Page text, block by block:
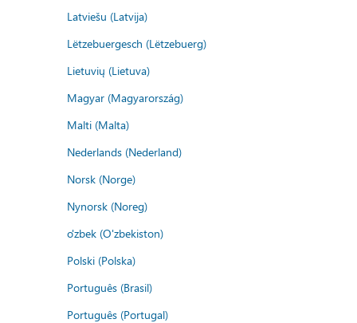
Latviešu (Latvija)
Lëtzebuergesch (Lëtzebuerg)
Lietuvių (Lietuva)
Magyar (Magyarország)
Malti (Malta)
Nederlands (Nederland)
Norsk (Norge)
Nynorsk (Noreg)
o'zbek (O'zbekiston)
Polski (Polska)
Português (Brasil)
Português (Portugal)